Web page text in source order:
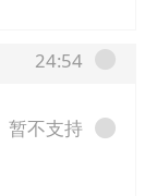
24:54
暂不支持